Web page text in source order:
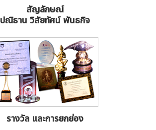
สัญลักษณ์
ปณิธาน วิสัยทัศน์ พันธกิจ
รางวัล และการยกย่อง